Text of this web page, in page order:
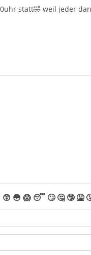
statt🤣 weil jeder
😲 😳 😱 😴 🙄 🤔 🤥 🤮